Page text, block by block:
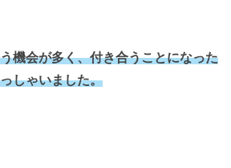
機会が多く、付き合うことになった
しゃいました。